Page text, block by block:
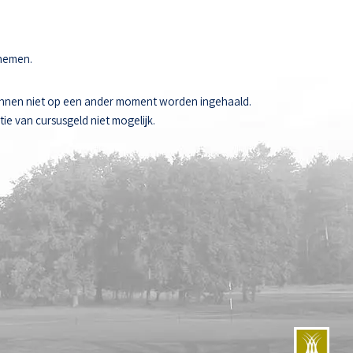
niet op een ander moment worden ingehaald.
van cursusgeld niet mogelijk.